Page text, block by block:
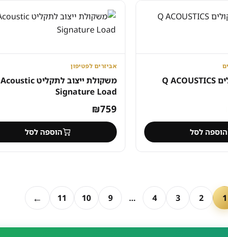
סטנדים לרמקולים Q ACOUSTICS
הנוכחי
הוא:
₪754.
הוספה לסל
אביזרים לפטיפון
משקולת ייצוב לתקליט Acoustic
Signature Load
₪759
הוספה לסל
1
2
3
4
…
9
10
11
←